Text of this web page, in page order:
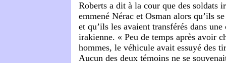
Roberts a dit à la cour que des soldats
emmené Nérac et Osman alors qu’ils
et qu’ils les avaient transférés dans une
irakienne. « Peu de temps après avoir
hommes, le véhicule avait essuyé des
Aucun des deux témoins ne se